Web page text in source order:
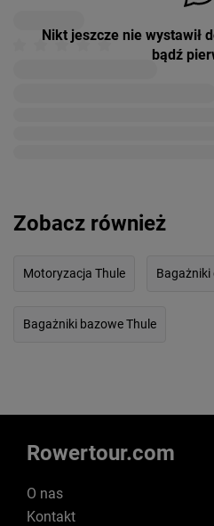
Nikt jeszcze nie wystawił
bądź
Zobacz również
Motoryzacja Thule Bagażniki
Bagażniki bazowe Thule
Rowertour.com
O nas
Kontakt